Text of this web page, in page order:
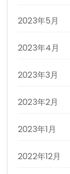
2023年5月
2023年4月
2023年3月
2023年2月
2023年1月
2022年12月